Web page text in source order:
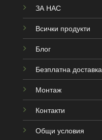
ЗА НАС
Всички продукти
Блог
Безплатна доставка
Монтаж
Контакти
Общи условия